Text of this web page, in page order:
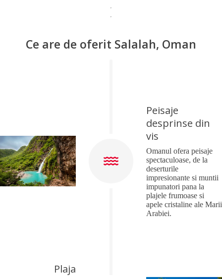
Ce are de oferit Salalah, Oman
Peisaje
desprinse din
vis
Omanul ofera peisaje
spectaculoase, de la
deserturile
impresionante si muntii
impunatori pana la
plajele frumoase si
apele cristaline ale Marii
Arabiei.
Plaja